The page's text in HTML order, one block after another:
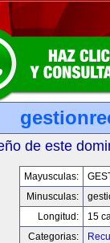
de este
Mayusculas:
Minusculas:
Longitud:
15
Categorias: